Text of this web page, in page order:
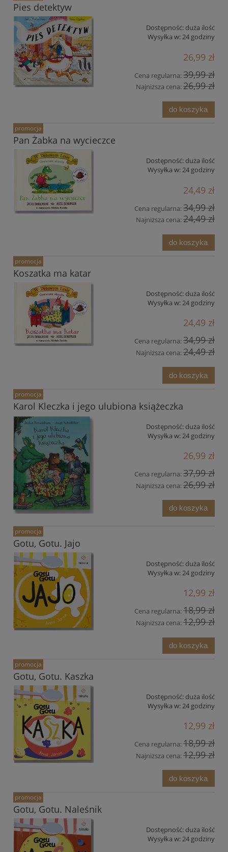
Pies detektyw
Dostępność: duża ilość
Wysyłka w:24 godziny
26,99 zł
Cena regularna:39,99 zł
Najniższa cena:26,99 zł
do koszyka
Pan Żabka na wycieczce
Dostępność: duża ilość
Wysyłka w:24 godziny
24,49 zł
Cena regularna:34,99 zł
Najniższa cena:24,49 zł
do koszyka
promocja
Koszatka ma katar
Dostępność: duża ilość
Wysyłka w:24 godziny
24,49 zł
Cena regularna:34,99 zł
Najniższa cena:24,49 zł
do koszyka
promocja
Karol Kleczka i jego ulubiona książeczka
Dostępność: duża ilość
Wysyłka w:24 godziny
26,99 zł
Cena regularna:37,99 zł
Najniższa cena:26,99 zł
do koszyka
promocja
Gotu, Gotu. Jajo
Dostępność: duża ilość
Wysyłka w:24 godziny
12,99 zł
Cena regularna:18,99 zł
Najniższa cena:12,99 zł
do koszyka
promocja
Gotu, Gotu. Kaszka
Dostępność: duża ilość
Wysyłka w:24 godziny
12,99 zł
Cena regularna:18,99 zł
Najniższa cena:12,99 zł
do koszyka
promocja
Gotu, Gotu. Naleśnik
Dostępność: duża ilość
Wysyłka w: 24 godziny
promocja